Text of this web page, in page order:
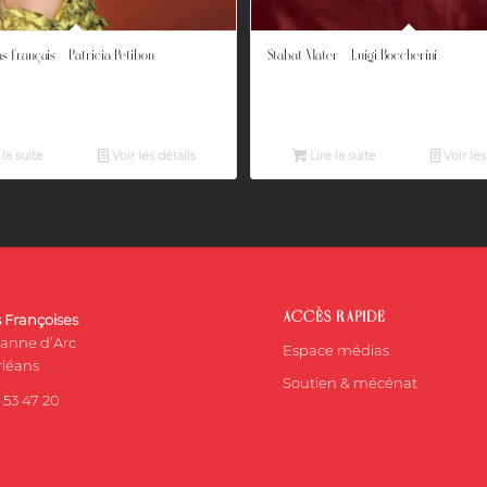
français – Patricia Petibon
la suite Voir les détails
Stabat Mater – Luigi Boccherini
Lire la suite Voir
Françoises
d’Arc
47 20
ACCÈS RAPIDE
Espace médias
Soutien & mécénat